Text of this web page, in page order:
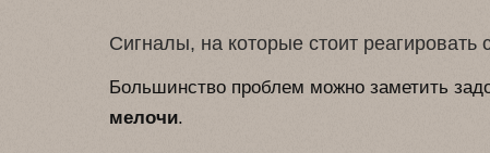
Сигналы, на которые стоит реагировать
Большинство проблем можно заметить
мелочи.